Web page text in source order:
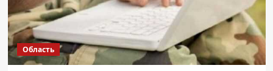
сезон
полуниці
Область